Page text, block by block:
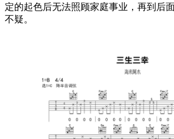
定的起色后无法照顾家庭事业，再到后
不疑。